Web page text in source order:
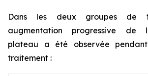
Dans les deux groupes de
augmentation progressive de
plateau a été observée
traitement :